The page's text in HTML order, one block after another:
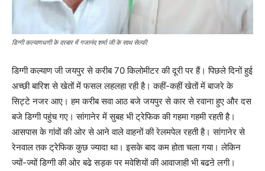
डिग्गी कल्याणधणी के दरबार में गजानंद शर्मा जी के साथ सेल्फी
डिग्गी कल्याण जी जयपुर से करीब 70 किलोमीटर की दूरी पर हैं। पिछले दिनों हुई
अच्छी बारिश से खेतों में फसल लहलहा रही है। कहीं-कहीं खेतों में बाजरे के
सिट्टे नजर आए। हम करीब सवा आठ बजे जयपुर से कार से रवाना हुए और दस
बजे डिग्गी पहुंच गए। सांगानेर में सुबह भी ट्रेफिक की गहमा गहमी रहती है।
आसपास के गांवों की ओर से आने वाले वाहनों की रेलमपेल रहती है। सांगानेर से
रेनवाल तक ट्रेफिक कुछ ज्यादा था। इसके बाद कम होता चला गया। लेकिन
ज्यों-ज्यों डिग्गी की ओर बढे सड़क पर मवेशियों की आवाजाही भी बढऩे लगी।